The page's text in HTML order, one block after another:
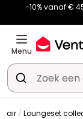
-10% vanaf €
Menu
Loungeset